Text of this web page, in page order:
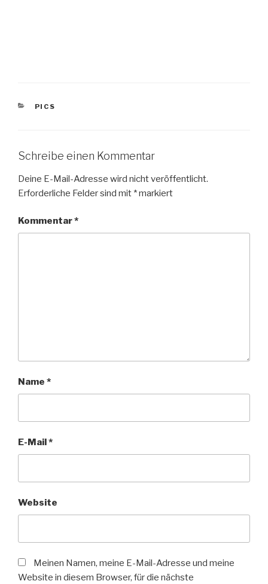
KATEGORIEN
PICS
Schreibe einen Kommentar
Deine E-Mail-Adresse wird nicht veröffentlicht.
Erforderliche Felder sind mit *markiert
Kommentar*
Name *
E-Mail*
Website
Meinen Namen, meine E-Mail-Adresse und meine
Website in diesem Browser, für die nächste